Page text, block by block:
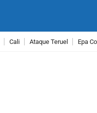
Cali Ataque Teruel Epa